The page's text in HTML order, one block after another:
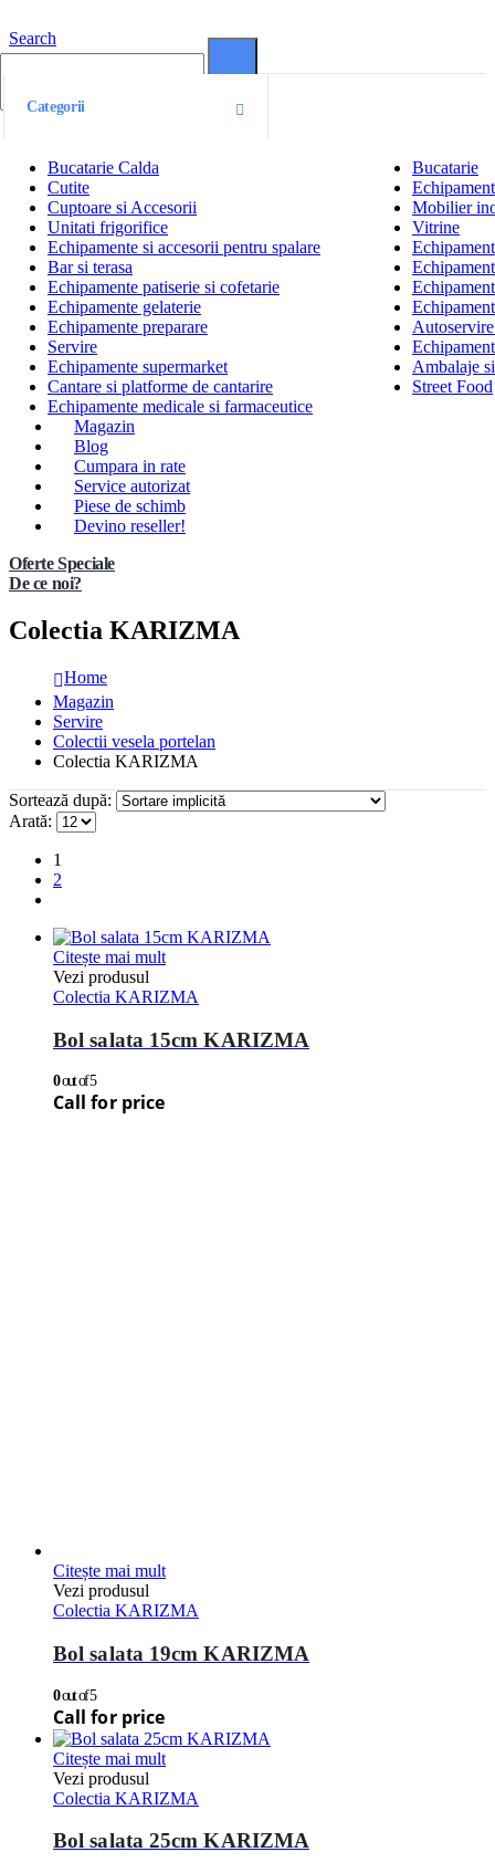
Search
Categorii
Bucatarie Calda
Bucatarie
Cutite
Cuptoare si Accesorii
Mobilier
Unitati frigorifice
Vitrine
Echipamente si accesorii pentru spalare
Bar si terasa
Echipamente patiserie si cofetarie
Echipamente gelaterie
Echipamente preparare
Servire
Echipamente supermarket
Ambalaje
Cantare si platforme de cantarire
Street Food
Echipamente medicale si farmaceutice
Magazin
Blog
Cumpara in rate
Service autorizat
Piese de schimb
Devino reseller!
Oferte Speciale
De ce noi?
Colectia KARIZMA
Home
Magazin
Servire
Colectii vesela portelan
Colectia KARIZMA
Sortează după:
Arată:
1
2
Citește mai mult
Vezi produsul
Colectia KARIZMA
Bol salata 15cm KARIZMA
0out of 5
Call for price
Citește mai mult
Vezi produsul
Colectia KARIZMA
Bol salata 19cm KARIZMA
0out of 5
Call for price
Citește mai mult
Vezi produsul
Colectia KARIZMA
Bol salata 25cm KARIZMA